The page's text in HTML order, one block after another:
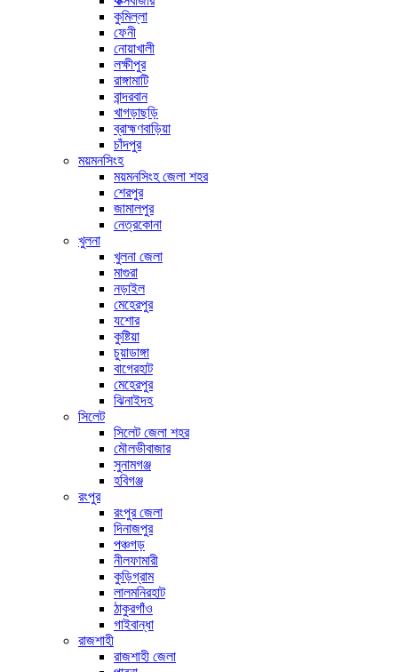
কুমিল্লা
ফেনী
নোয়াখালী
লক্ষীপুর
রাঙ্গামাটি
বান্দরবান
খাগড়াছড়ি
ব্রাহ্মণবাড়িয়া
চাঁদপুর
ময়মনসিংহ
ময়মনসিংহ জেলা শহর
শেরপুর
জামালপুর
নেত্রকোনা
খুলনা
খুলনা জেলা
মাগুরা
নড়াইল
মেহেরপুর
যশোর
কুষ্টিয়া
চুয়াডাঙ্গা
বাগেরহাট
মেহেরপুর
ঝিনাইদহ
সিলেট
সিলেট জেলা শহর
মৌলভীবাজার
সুনামগঞ্জ
হবিগঞ্জ
রংপুর
রংপুর জেলা
দিনাজপুর
পঞ্চগড়
নীলফামারী
কুড়িগ্রাম
লালমনিরহাট
ঠাকুরগাঁও
গাইবান্ধা
রাজশাহী
রাজশাহী জেলা